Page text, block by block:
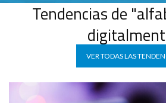
Tendencias de
VER TODAS LAS